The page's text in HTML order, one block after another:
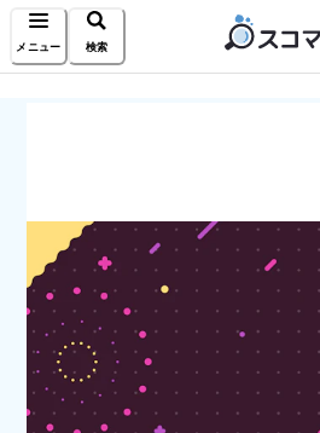
メニュー 検索